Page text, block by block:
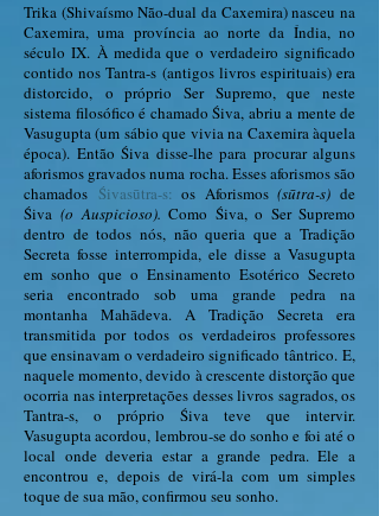
Trika (Shivaísmo Não-dual da Caxemira) nasceu na
Caxemira, uma província ao norte da Índia, no
século IX. À medida que o verdadeiro significado
contido nos Tantra-s (antigos livros espirituais) era
distorcido,
o próprio Ser Supremo, que neste
sistema filosófico é chamado Śiva, abriu a mente de
Vasugupta (um sábio que vivia na Caxemira àquela
época). Então Śiva disse-lhe para procurar alguns
aforismos gravados numa rocha. Esses aforismos são
chamados Śivasūtra-s: os Aforismos(sūtra-s) de
Śiva (o Auspicioso). Como Śiva, o Ser Supremo
dentro de todos nós, não queria que a Tradição
Secreta fosse interrompida, ele disse a Vasugupta
em sonho que o Ensinamento Esotérico Secreto
seria encontrado sob uma grande pedra na
montanha Mahādeva. A Tradição Secreta era
transmitida por todos os verdadeiros professores
que ensinavam o verdadeiro significado tântrico. E,
naquele momento, devido à crescente distorção que
ocorria nas interpretações desses livros sagrados, os
Tantra-s, o próprio Śiva teve que intervir.
Vasugupta acordou, lembrou-se do sonho e foi até o
local onde deveria estar a grande pedra. Ele a
encontrou e, depois de virá-la com um simples
toque de sua mão, confirmou seu sonho.